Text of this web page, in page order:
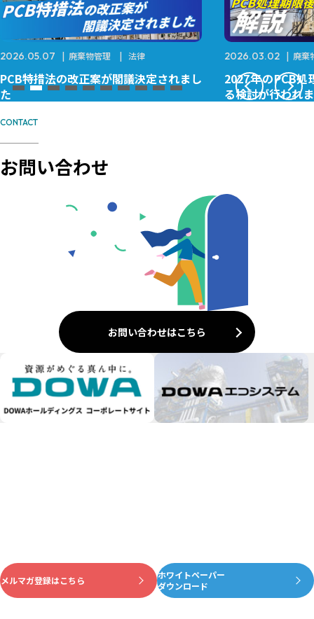
2026.05.07 廃棄物管理 法律
PCB特措法の改正案が閣議決定されまし
た
2026.03.02 廃棄
2027年のPCB
る検討が行われ
CONTACT
お問い合わせ
お問い合わせはこちら
メルマガ登録はこちら
ホワイトペーパー
ダウンロード
資源がめぐる真ん